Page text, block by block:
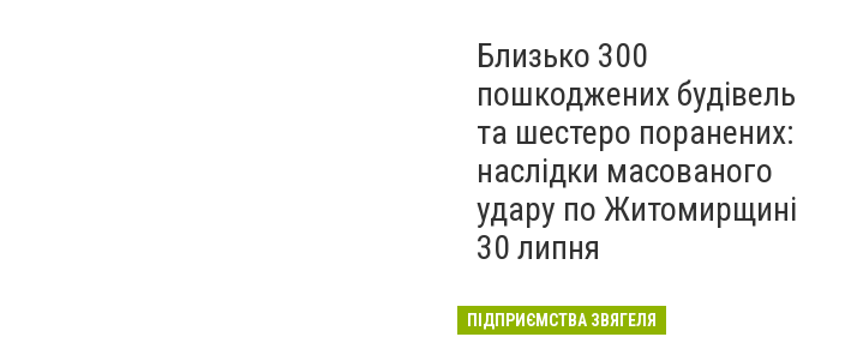
Близько 300
пошкоджених будівель
та шестеро поранених:
наслідки масованого
удару по Житомирщині
30 липня
ПІДПРИЄМСТВА ЗВЯГЕЛЯ